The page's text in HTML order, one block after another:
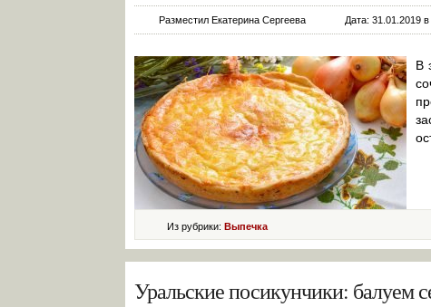
Разместил Екатерина Сергеева Дата: 31.01.2019
В
Из рубрики: Выпечка
Уральские посикунчики: